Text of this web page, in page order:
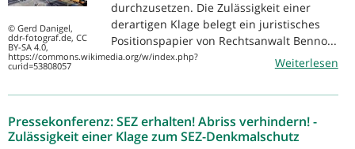
© Gerd Danigel,
ddr-fotograf.de, CC
BY-SA 4.0,
https://commons.wikimedia.org/w/index.php?
curid=53808057
durchzusetzen. Die Zulässigkeit einer
derartigen Klage belegt ein juristisches
Positionspapier von Rechtsanwalt Benno...
Weiterlesen
Pressekonferenz: SEZ erhalten! Abriss verhindern! -
Zulässigkeit einer Klage zum SEZ-Denkmalschutz